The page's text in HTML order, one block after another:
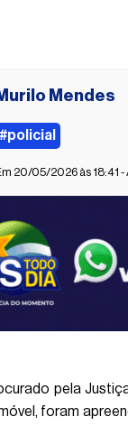
Mendes
#policial
20/05/2026 às 18:41
pela
foram